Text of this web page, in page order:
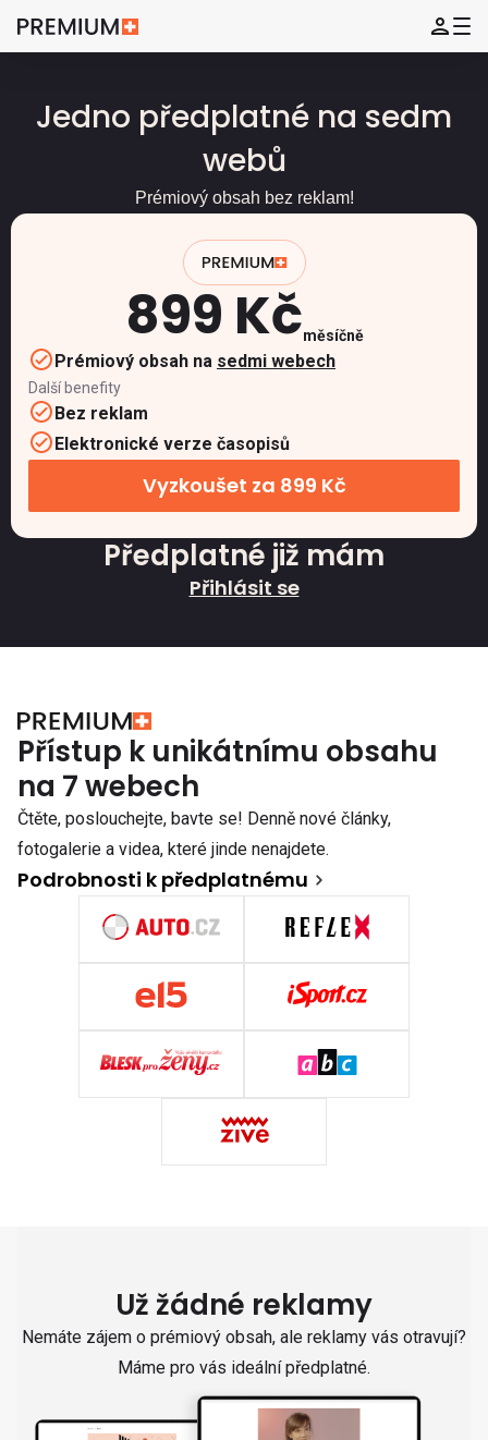
Jedno předplatné na sedm
webů
Prémiový obsah bez reklam!
899 Kčměsíčně
Prémiový obsah na sedmi webech
Další benefity
Bez reklam
Elektronické verze časopisů
Vyzkoušet za 899 Kč
Předplatné již mám
Přihlásit se
Přístup k unikátnímu obsahu
na 7 webech
Čtěte, poslouchejte, bavte se! Denně nové články,
fotogalerie a videa, které jinde nenajdete.
Podrobnosti k předplatnému
Už žádné reklamy
Nemáte zájem o prémiový obsah, ale reklamy vás otravují?
Máme pro vás ideální předplatné.